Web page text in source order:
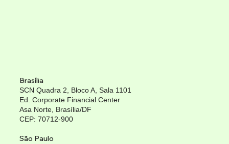
Brasília
SCN Quadra 2, Bloco A, Sala 1101
Ed. Corporate Financial Center
Asa Norte, Brasília/DF
CEP: 70712-900
São Paulo